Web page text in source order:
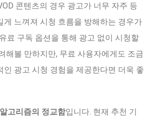
콘텐츠의 경우 광고가 너무 자주 등
게 느껴져 시청 흐름을 방해하는 경우가
료 구독 옵션을 통해 광고 없이 시청할
해볼 만하지만, 무료 사용자에게도 조금
인 광고 시청 경험을 제공한다면 더욱 좋
고리즘의 정교함입니다. 현재 추천 기